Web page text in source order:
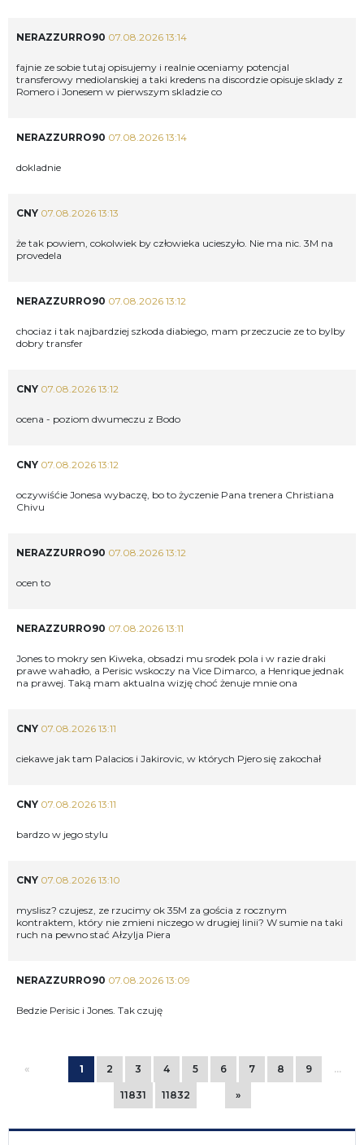
NERAZZURRO90 07.08.2026 13:14
fajnie ze sobie tutaj opisujemy i realnie oceniamy potencjal
transferowy mediolanskiej a taki kredens na discordzie opisuje sklady z
Romero i Jonesem w pierwszym skladzie co
NERAZZURRO90 07.08.2026 13:14
dokladnie
CNY 07.08.2026 13:13
że tak powiem, cokolwiek by człowieka ucieszyło. Nie ma nic. 3M na
provedela
NERAZZURRO90 07.08.2026 13:12
chociaz i tak najbardziej szkoda diabiego, mam przeczucie ze to bylby
dobry transfer
CNY 07.08.2026 13:12
ocena - poziom dwumeczu z Bodo
CNY 07.08.2026 13:12
oczywiśćie Jonesa wybaczę, bo to życzenie Pana trenera Christiana
Chivu
NERAZZURRO90 07.08.2026 13:12
ocen to
NERAZZURRO90 07.08.2026 13:11
Jones to mokry sen Kiweka, obsadzi mu srodek pola i w razie draki
prawe wahadło, a Perisic wskoczy na Vice Dimarco, a Henrique jednak
na prawej. Taką mam aktualna wizję choć żenuje mnie ona
CNY 07.08.2026 13:11
ciekawe jak tam Palacios i Jakirovic, w których Pjero się zakochał
CNY 07.08.2026 13:11
bardzo w jego stylu
CNY 07.08.2026 13:10
myslisz? czujesz, ze rzucimy ok 35M za gościa z rocznym
kontraktem, który nie zmieni niczego w drugiej linii? W sumie na taki
ruch na pewno stać Ałzylja Piera
NERAZZURRO90 07.08.2026 13:09
Bedzie Perisic i Jones. Tak czuję
« 1 2 3 4 5 6 7 8 9 …
11831 11832 »